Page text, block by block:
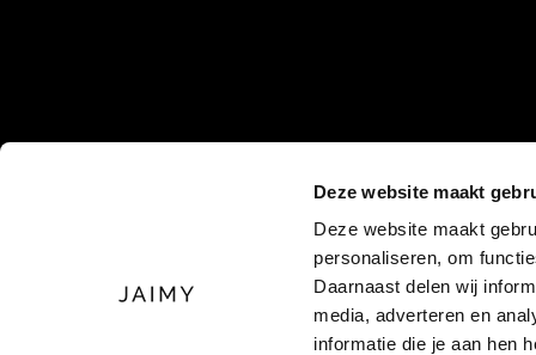
Deze website maakt
Deze website maakt
personaliseren, om
Daarnaast delen wij
media, adverteren en
informatie die je aan hen